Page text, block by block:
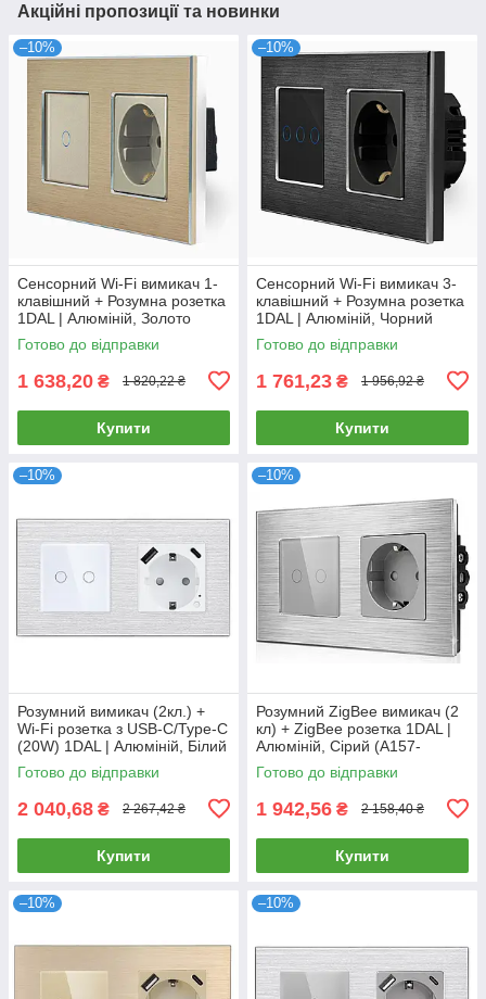
Акційні пропозиції та новинки
–10%
Сенсорний Wi-Fi вимикач 1-
клавішний + Розумна розетка
1DAL | Алюміній, Золото
(A157-GSW1G.WF-ST.WF.GD)
Готово до відправки
1 638,20 ₴ 1 820,22 ₴
Купити
–10%
Сенсорний Wi-Fi вимикач 3-
клавішний + Розумна розетка
1DAL | Алюміній, Чорний
(A157-GSW3G.WF-ST.WF.BL)
Готово до відправки
1 761,23 ₴ 1 956,92 ₴
Купити
–10%
Розумний вимикач (2кл.) +
Wi-Fi розетка з USB-C/Type-C
(20W) 1DAL | Алюміній, Білий
(A157-GSW2G.WF-
STUTC.WF.WT)
Готово до відправки
2 040,68 ₴ 2 267,42 ₴
Купити
–10%
Розумний ZigBee вимикач (2
кл) + ZigBee розетка 1DAL |
Алюміній, Сірий (A157-
GSW2G.ZB-ST.ZB.GR)
Готово до відправки
1 942,56 ₴ 2 158,40 ₴
Купити
–10% –10%